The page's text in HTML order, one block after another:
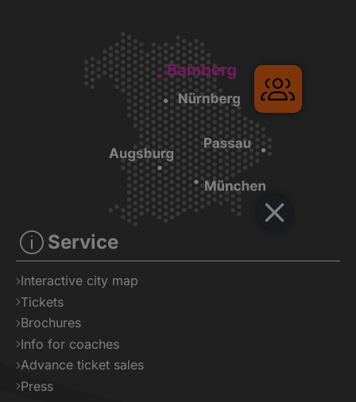
Service
Interactive city map
Tickets
Brochures
Info for coaches
Advance ticket sales
Press